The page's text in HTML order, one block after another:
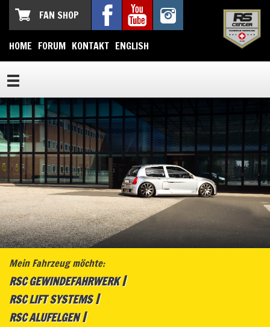
FAN SHOP
HOME FORUM KONTAKT ENGLISH
Mein Fahrzeug möchte:
RSC GEWINDEFAHRWERK
RSC LIFT SYSTEMS
RSC ALUFELGEN